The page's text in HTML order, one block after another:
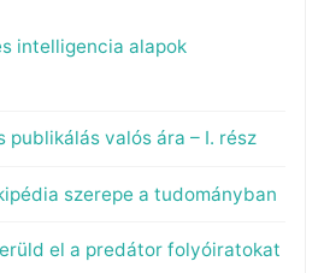
intelligencia alapok
publikálás valós ára – I. rész
szerepe a tudományban
el a predátor folyóiratokat